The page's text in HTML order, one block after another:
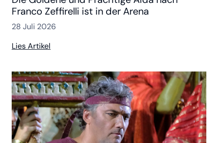
Franco Zeffirelli ist in der Arena
28 Juli 2026
Lies Artikel